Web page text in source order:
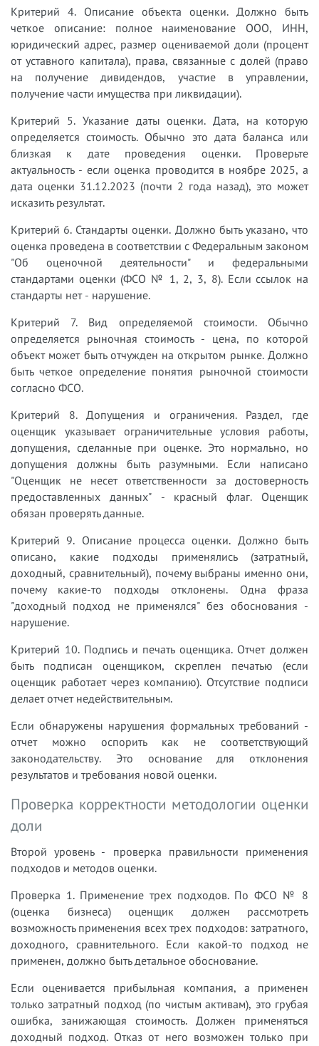
Критерий 4. Описание объекта оценки. Должно быть
четкое описание: полное наименование ООО, ИНН,
юридический адрес, размер оцениваемой доли (процент
от уставного капитала), права, связанные с долей (право
на получение дивидендов, участие в управлении,
получение части имущества при ликвидации).
Критерий 5. Указание даты оценки. Дата, на которую
определяется стоимость. Обычно это дата баланса или
близкая к дате проведения оценки. Проверьте
актуальность - если оценка проводится в ноябре 2025, а
дата оценки 31.12.2023 (почти 2 года назад), это может
исказить результат.
Критерий 6. Стандарты оценки. Должно быть указано, что
оценка проведена в соответствии с Федеральным законом
"Об оценочной деятельности" и федеральными
стандартами оценки (ФСО № 1, 2, 3, 8). Если ссылок на
стандарты нет - нарушение.
Критерий 7. Вид определяемой стоимости. Обычно
определяется рыночная стоимость - цена, по которой
объект может быть отчужден на открытом рынке. Должно
быть четкое определение понятия рыночной стоимости
согласно ФСО.
Критерий 8. Допущения и ограничения. Раздел, где
оценщик указывает ограничительные условия работы,
допущения, сделанные при оценке. Это нормально, но
допущения должны быть разумными. Если написано
"Оценщик не несет ответственности за достоверность
предоставленных данных" - красный флаг. Оценщик
обязан проверять данные.
Критерий 9. Описание процесса оценки. Должно быть
описано, какие подходы применялись (затратный,
доходный, сравнительный), почему выбраны именно они,
почему какие-то подходы отклонены. Одна фраза
"доходный подход не применялся" без обоснования -
нарушение.
Критерий 10. Подпись и печать оценщика. Отчет должен
быть подписан оценщиком, скреплен печатью (если
оценщик работает через компанию). Отсутствие подписи
делает отчет недействительным.
Если обнаружены нарушения формальных требований -
отчет можно оспорить как не соответствующий
законодательству. Это основание для отклонения
результатов и требования новой оценки.
Проверка корректности методологии оценки
доли
Второй уровень - проверка правильности применения
подходов и методов оценки.
Проверка 1. Применение трех подходов. По ФСО № 8
(оценка бизнеса) оценщик должен рассмотреть
возможность применения всех трех подходов: затратного,
доходного, сравнительного. Если какой-то подход не
применен, должно быть детальное обоснование.
Если оценивается прибыльная компания, а применен
только затратный подход (по чистым активам), это грубая
ошибка, занижающая стоимость. Должен применяться
доходный подход. Отказ от него возможен только при